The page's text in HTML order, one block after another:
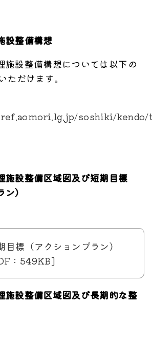
設整備構想
設整備構想については以下の
だけます。
soshiki/
施設整備区域図及び短期目標
）
目標（アクションプラン）
：549KB]
施設整備区域図及び長期的な整